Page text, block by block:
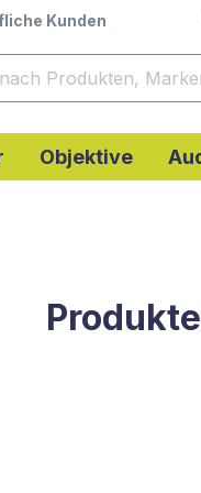
Kunden
Objektive